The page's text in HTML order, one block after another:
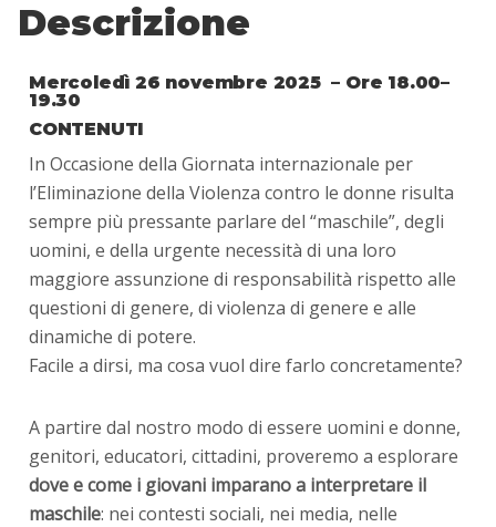
Descrizione
Mercoledì 26 novembre 2025 – Ore 18.00–
19.30
CONTENUTI
In Occasione della Giornata internazionale per
l’Eliminazione della Violenza contro le donne risulta
sempre più pressante parlare del “maschile”, degli
uomini, e della urgente necessità di una loro
maggiore assunzione di responsabilità rispetto alle
questioni di genere, di violenza di genere e alle
dinamiche di potere.
Facile a dirsi, ma cosa vuol dire farlo concretamente?
A partire dal nostro modo di essere uomini e donne,
genitori, educatori, cittadini, proveremo a esplorare
dove e come i giovani imparano a interpretare il
maschile: nei contesti sociali, nei media, nelle